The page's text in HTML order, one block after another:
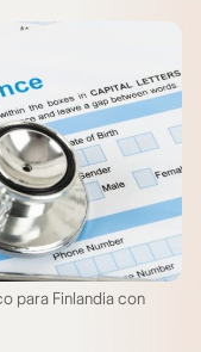
para Finlandia con